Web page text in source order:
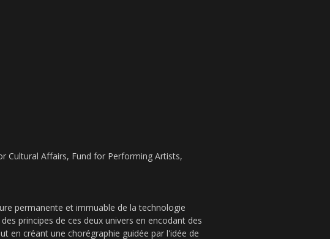
Cultural Affairs, Fund for Performing Artists,
permanente et immuable de la technologie
principes de ces deux univers en encodant des
en créant une chorégraphie guidée par l'idée de